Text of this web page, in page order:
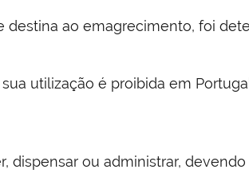
ao emagrecimento, foi
utilização é proibida em
ou administrar,